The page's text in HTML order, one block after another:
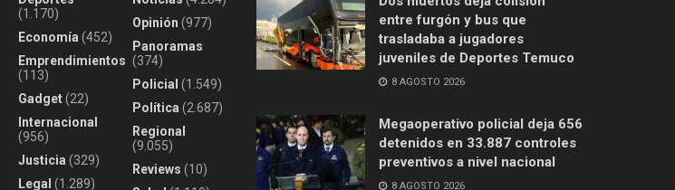
(1.170)
Economía (452)
Emprendimientos
(113)
Gadget(22)
Internacional
(956)
Justicia (329)
Legal (1.289)
Opinión (977)
Panoramas
(374)
Policial (1.549)
Política (2.687)
Regional
(9.055)
Reviews (10)
entre furgón y bus que
trasladaba a jugadores
juveniles de Deportes Temuco
8 AGOSTO 2026
Megaoperativo policial deja 656
detenidos en 33.887 controles
preventivos a nivel nacional
8 AGOSTO 2026